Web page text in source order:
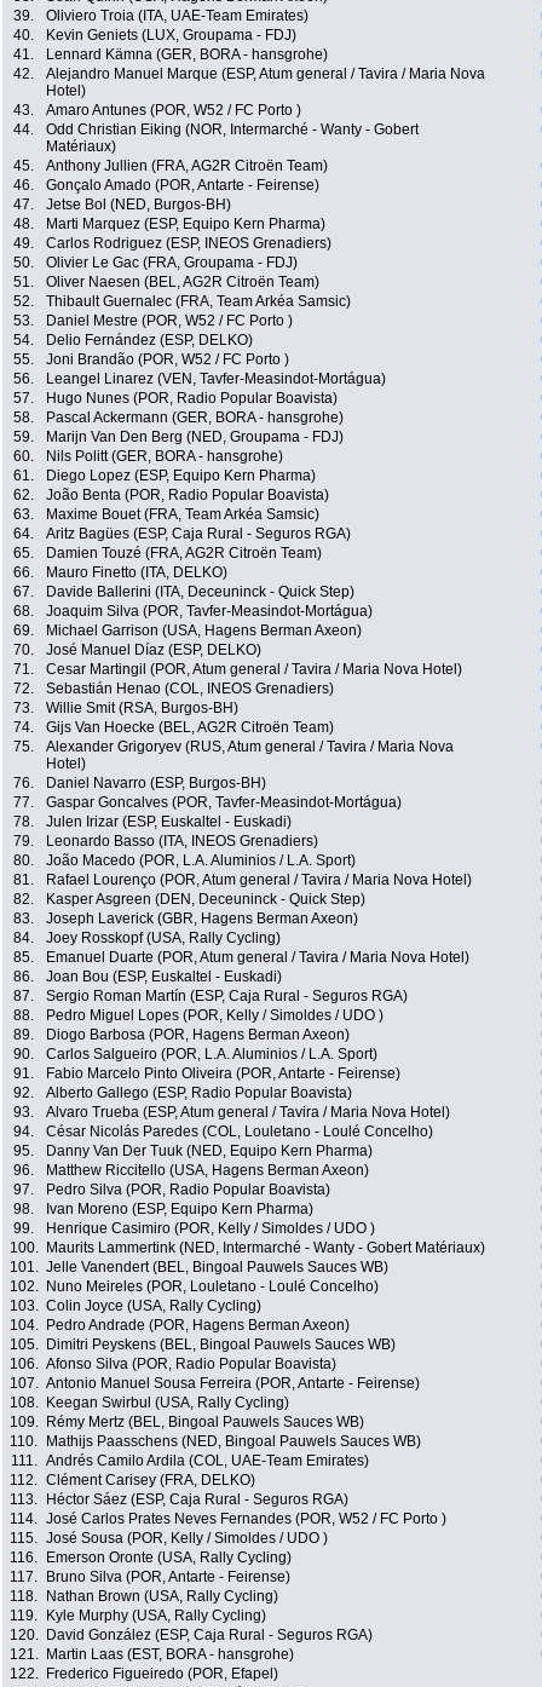
39.
Oliviero Troia (ITA, UAE-Team Emirates)
40.
Kevin Geniets (LUX, Groupama - FDJ)
41.
Lennard Kämna (GER, BORA - hansgrohe)
42.
Alejandro Manuel Marque (ESP, Atum general / Tavira / Maria Nova
Hotel)
43. Amaro Antunes (POR, W52 / FC Porto )
44.
Odd Christian Eiking (NOR, Intermarché - Wanty - Gobert
Matériaux)
45. Anthony Jullien (FRA, AG2R Citroën Team)
46.
Gonçalo Amado (POR, Antarte - Feirense)
47.
Jetse Bol (NED, Burgos-BH)
48.
Marti Marquez (ESP, Equipo Kern Pharma)
49.
Carlos Rodriguez (ESP, INEOS Grenadiers)
50.
Olivier Le Gac (FRA, Groupama - FDJ)
51.
Oliver Naesen (BEL, AG2R Citroën Team)
52.
Thibault Guernalec (FRA, Team Arkéa Samsic)
53.
Daniel Mestre (POR, W52 / FC Porto )
54.
Delio Fernández (ESP, DELKO)
55.
Joni Brandão (POR, W52 / FC Porto )
56.
Leangel Linarez (VEN, Tavfer-Measindot-Mortágua)
57.
Hugo Nunes (POR, Radio Popular Boavista)
58.
Pascal Ackermann (GER, BORA - hansgrohe)
59.
Marijn Van Den Berg (NED, Groupama - FDJ)
60.
Nils Politt (GER, BORA - hansgrohe)
61.
Diego Lopez (ESP, Equipo Kern Pharma)
62.
João Benta (POR, Radio Popular Boavista)
63.
Maxime Bouet (FRA, Team Arkéa Samsic)
64.
Aritz Bagües (ESP, Caja Rural - Seguros RGA)
65.
Damien Touzé (FRA, AG2R Citroën Team)
66.
Mauro Finetto (ITA, DELKO)
67.
Davide Ballerini (ITA, Deceuninck - Quick Step)
68.
Joaquim Silva (POR, Tavfer-Measindot-Mortágua)
69.
Michael Garrison (USA, Hagens Berman Axeon)
70.
José Manuel Díaz (ESP, DELKO)
71.
Cesar Martingil (POR, Atum general / Tavira / Maria Nova Hotel)
72.
Sebastián Henao (COL, INEOS Grenadiers)
73.
Willie Smit (RSA, Burgos-BH)
74.
Gijs Van Hoecke (BEL, AG2R Citroën Team)
75.
Alexander Grigoryev (RUS, Atum general / Tavira / Maria Nova
Hotel)
76. Daniel Navarro (ESP, Burgos-BH)
77.
Gaspar Goncalves (POR, Tavfer-Measindot-Mortágua)
78.
Julen Irizar (ESP, Euskaltel - Euskadi)
79.
Leonardo Basso (ITA, INEOS Grenadiers)
80.
João Macedo (POR, L.A. Aluminios / L.A. Sport)
81.
Rafael Lourenço (POR, Atum general / Tavira / Maria Nova Hotel)
82.
Kasper Asgreen (DEN, Deceuninck - Quick Step)
83.
Joseph Laverick (GBR, Hagens Berman Axeon)
84.
Joey Rosskopf (USA, Rally Cycling)
85.
Emanuel Duarte (POR, Atum general / Tavira / Maria Nova Hotel)
86.
Joan Bou (ESP, Euskaltel - Euskadi)
87.
Sergio Roman Martín (ESP, Caja Rural - Seguros RGA)
88.
Pedro Miguel Lopes (POR, Kelly / Simoldes / UDO )
89.
Diogo Barbosa (POR, Hagens Berman Axeon)
90.
Carlos Salgueiro (POR, L.A. Aluminios / L.A. Sport)
91.
Fabio Marcelo Pinto Oliveira (POR, Antarte - Feirense)
92.
Alberto Gallego (ESP, Radio Popular Boavista)
93.
Alvaro Trueba (ESP, Atum general / Tavira / Maria Nova Hotel)
94.
César Nicolás Paredes (COL, Louletano - Loulé Concelho)
95.
Danny Van Der Tuuk (NED, Equipo Kern Pharma)
96.
Matthew Riccitello (USA, Hagens Berman Axeon)
97.
Pedro Silva (POR, Radio Popular Boavista)
98.
Ivan Moreno (ESP, Equipo Kern Pharma)
99.
Henrique Casimiro (POR, Kelly / Simoldes / UDO )
100.
Maurits Lammertink (NED, Intermarché - Wanty - Gobert Matériaux)
101. Jelle Vanendert (BEL, Bingoal Pauwels Sauces WB)
102.
Nuno Meireles (POR, Louletano - Loulé Concelho)
103. Colin Joyce (USA, Rally Cycling)
104.
Pedro Andrade (POR, Hagens Berman Axeon)
105.
Dimitri Peyskens (BEL, Bingoal Pauwels Sauces WB)
106. Afonso Silva (POR, Radio Popular Boavista)
107. Antonio Manuel Sousa Ferreira (POR, Antarte - Feirense)
108.
Keegan Swirbul (USA, Rally Cycling)
109.
Rémy Mertz (BEL, Bingoal Pauwels Sauces WB)
110.
Mathijs Paasschens (NED, Bingoal Pauwels Sauces WB)
111. Andrés Camilo Ardila (COL, UAE-Team Emirates)
112. Clément Carisey (FRA, DELKO)
113.
Héctor Sáez (ESP, Caja Rural - Seguros RGA)
114. José Carlos Prates Neves Fernandes (POR, W52 / FC Porto )
115. José Sousa (POR, Kelly / Simoldes / UDO )
116.
Emerson Oronte (USA, Rally Cycling)
117.
Bruno Silva (POR, Antarte - Feirense)
118.
Nathan Brown (USA, Rally Cycling)
119.
Kyle Murphy (USA, Rally Cycling)
120.
David González (ESP, Caja Rural - Seguros RGA)
121.
Martin Laas (EST, BORA - hansgrohe)
122.
Frederico Figueiredo (POR, Efapel)